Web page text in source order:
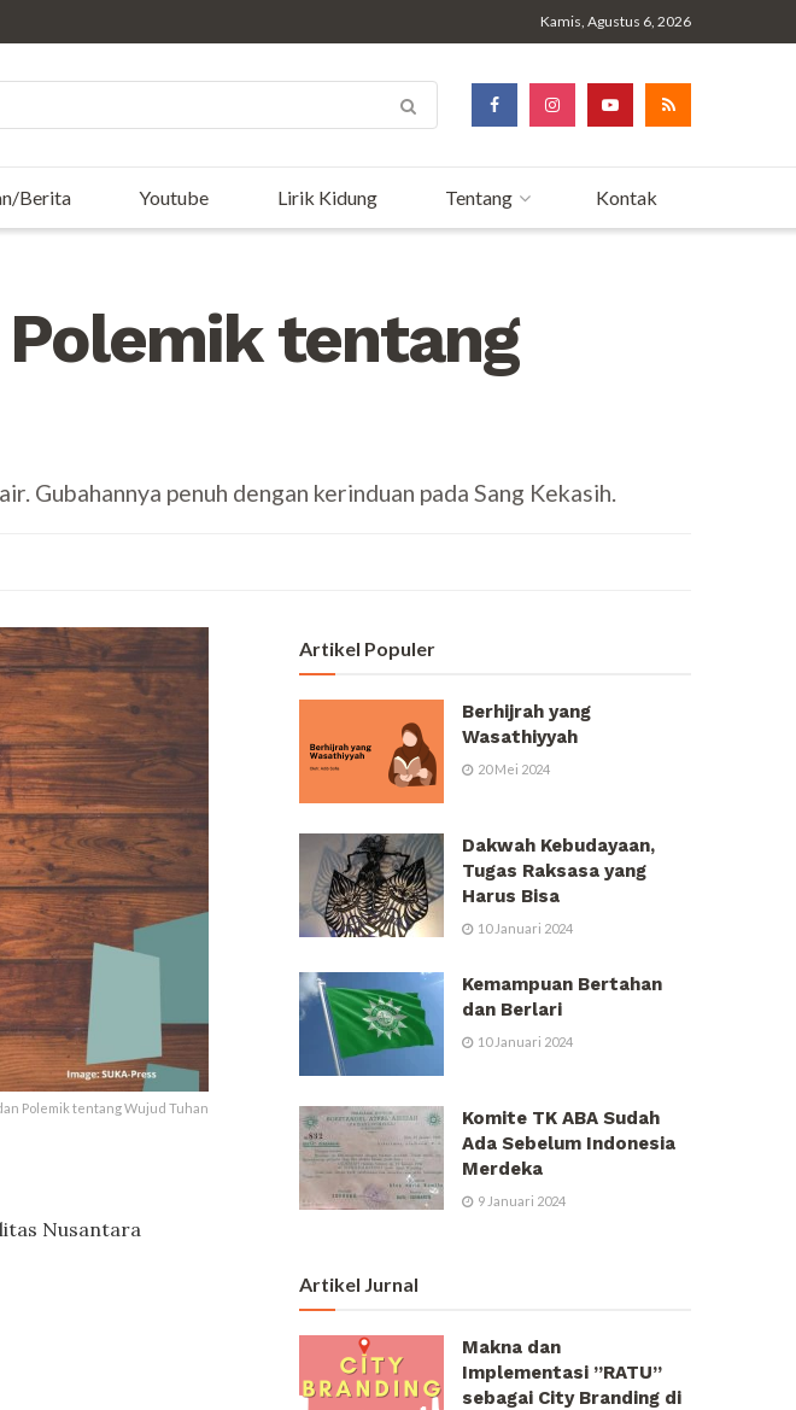
Kamis, Agustus 6, 2026
Berita Youtube Lirik Kidung Tentang Kontak
tentang
Gubahannya penuh dengan kerinduan pada Sang Kekasih.
Polemik tentang Wujud Tuhan
Nusantara
Artikel Populer
Berhijrah yang
Wasathiyyah
20 Mei 2024
Dakwah Kebudayaan,
Tugas Raksasa yang
Harus Bisa
10 Januari 2024
Kemampuan Bertahan
dan Berlari
10 Januari 2024
Komite TK ABA Sudah
Ada Sebelum Indonesia
Merdeka
9 Januari 2024
Artikel Jurnal
Makna dan
Implementasi ”RATU”
sebagai City Branding di